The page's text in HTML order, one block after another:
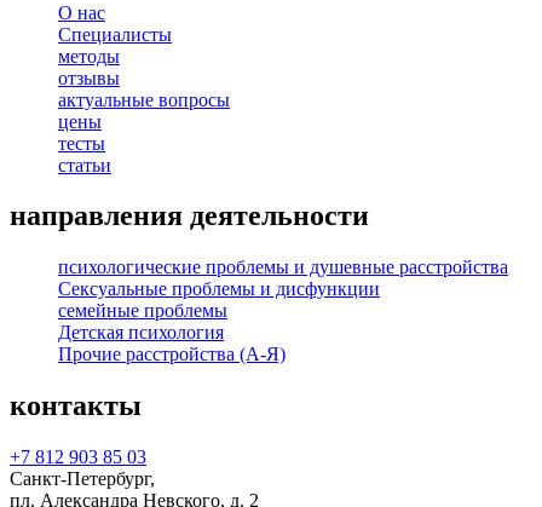
О нас
Специалисты
методы
отзывы
актуальные вопросы
цены
тесты
статьи
направления деятельности
психологические проблемы и душевные расстройства
Сексуальные проблемы и дисфункции
семейные проблемы
Детская психология
Прочие расстройства (А-Я)
контакты
+7 812 903 85 03
Санкт-Петербург,
пл. Александра Невского, д. 2